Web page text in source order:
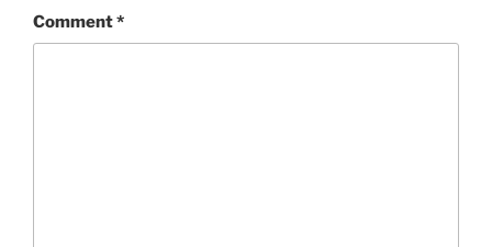
Comment*